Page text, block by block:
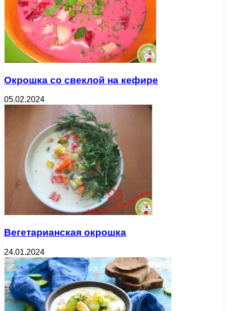
Окрошка со свеклой на кефире
05.02.2024
Вегетарианская окрошка
24.01.2024